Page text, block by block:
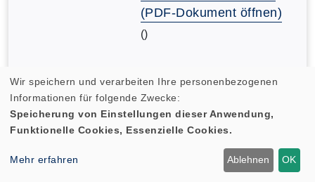
(PDF-Dokument öffnen)
()
AGB des Veranstalters
(PDF-Dokument öffnen)
()
Wir speichern und verarbeiten Ihre personenbezogenen
Informationen für folgende Zwecke:
Speicherung von Einstellungen dieser Anwendung,
Funktionelle Cookies, Essenzielle Cookies.
Mehr erfahren Ablehnen OK